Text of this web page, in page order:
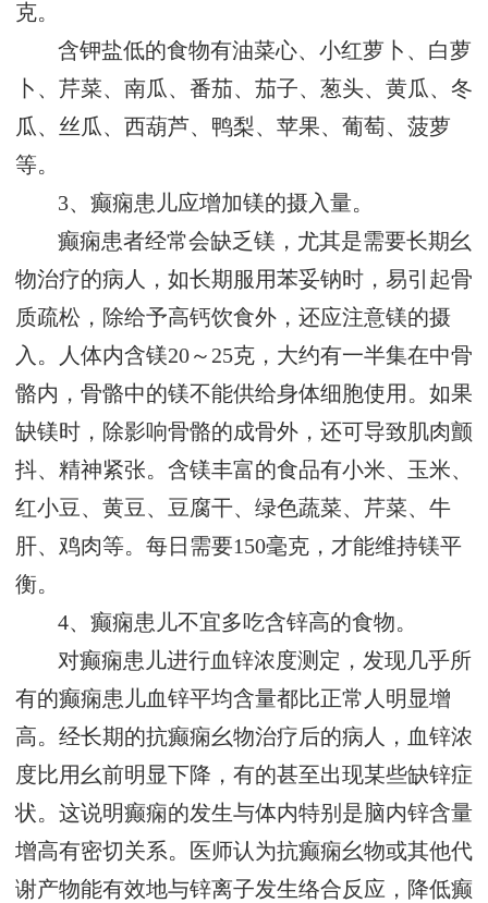
克。
含钾盐低的食物有油菜心、小红萝卜、白萝
卜、芹菜、南瓜、番茄、茄子、葱头、黄瓜、冬
瓜、丝瓜、西葫芦、鸭梨、苹果、葡萄、菠萝
等。
3、癫痫患儿应增加镁的摄入量。
癫痫患者经常会缺乏镁，尤其是需要长期幺
物治疗的病人，如长期服用苯妥钠时，易引起骨
质疏松，除给予高钙饮食外，还应注意镁的摄
入。人体内含镁20～25克，大约有一半集在中骨
骼内，骨骼中的镁不能供给身体细胞使用。如果
缺镁时，除影响骨骼的成骨外，还可导致肌肉颤
抖、精神紧张。含镁丰富的食品有小米、玉米、
红小豆、黄豆、豆腐干、绿色蔬菜、芹菜、牛
肝、鸡肉等。每日需要150毫克，才能维持镁平
衡。
4、癫痫患儿不宜多吃含锌高的食物。
对癫痫患儿进行血锌浓度测定，发现几乎所
有的癫痫患儿血锌平均含量都比正常人明显增
高。经长期的抗癫痫幺物治疗后的病人，血锌浓
度比用幺前明显下降，有的甚至出现某些缺锌症
状。这说明癫痫的发生与体内特别是脑内锌含量
增高有密切关系。医师认为抗癫痫幺物或其他代
谢产物能有效地与锌离子发生络合反应，降低癫